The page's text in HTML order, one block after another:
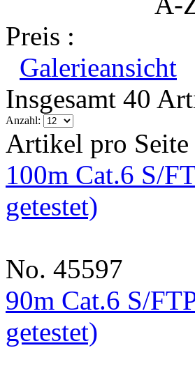
Preis :
Galerieansicht
Insgesamt 40
Anzahl:
Artikel pro Seite
100m Cat.6 S/
getestet)
No. 45597
90m Cat.6 S/
getestet)